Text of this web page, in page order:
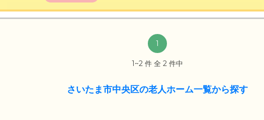
1
1~2 件 全 2 件中
さいたま市中央区の老人ホーム一覧から探す